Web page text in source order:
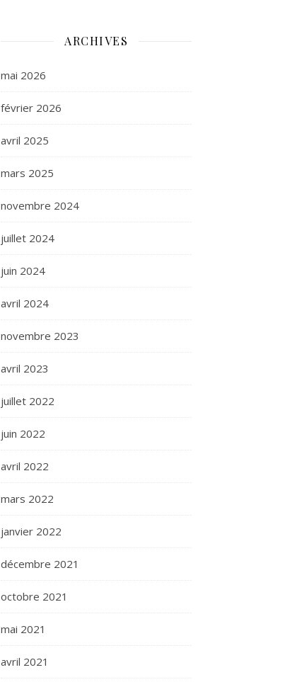
ARCHIVES
mai 2026
février 2026
avril 2025
mars 2025
novembre 2024
juillet 2024
juin 2024
avril 2024
novembre 2023
avril 2023
juillet 2022
juin 2022
avril 2022
mars 2022
janvier 2022
décembre 2021
octobre 2021
mai 2021
avril 2021